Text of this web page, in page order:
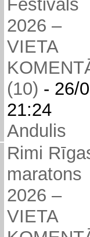
Festivāls
2026 –
VIETA
(10) - 26/
21:24
Andulis
Rimi
maratons
2026 –
VIETA